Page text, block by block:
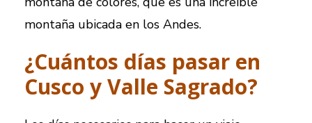
montaña ubicada en los Andes.
¿Cuántos días pasar en
Cusco y Valle Sagrado?